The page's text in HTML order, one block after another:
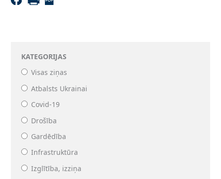
KATEGORIJAS
Visas ziņas
Atbalsts Ukrainai
Covid-19
Drošība
Gardēdība
Infrastruktūra
Izglītība, izziņa